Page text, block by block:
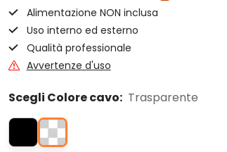
Alimentazione NON inclusa
Uso interno ed esterno
Qualità professionale
Avvertenze d'uso
Scegli Colore cavo: Trasparente